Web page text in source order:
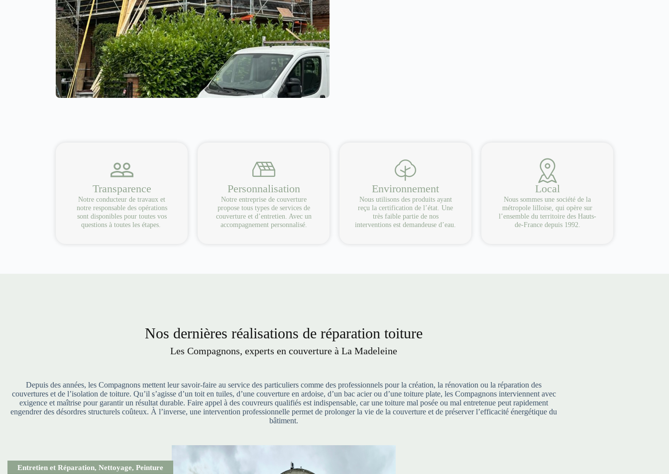
Transparence
Notre conducteur de travaux et
notre responsable des opérations
sont disponibles pour toutes vos
questions à toutes les étapes.
Personnalisation
Notre entreprise de couverture
propose tous types de services de
couverture et d’entretien. Avec un
accompagnement personnalisé.
Environnement
Nous utilisons des produits ayant
reçu la certification de l’état. Une
très faible partie de nos
interventions est demandeuse d’eau.
Local
Nous sommes une société de la
métropole lilloise, qui opère sur
l’ensemble du territoire des Hauts-
de-France depuis 1992.
Nos dernières réalisations de réparation toiture
Les Compagnons, experts en couverture à La Madeleine
Depuis des années, les Compagnons mettent leur savoir-faire au service des particuliers comme des professionnels pour la création, la rénovation ou la réparation des
couvertures et de l’isolation de toiture. Qu’il s’agisse d’un toit en tuiles, d’une couverture en ardoise, d’un bac acier ou d’une toiture plate, les Compagnons interviennent avec
exigence et maîtrise pour garantir un résultat durable. Faire appel à des couvreurs qualifiés est indispensable, car une toiture mal posée ou mal entretenue peut rapidement
engendrer des désordres structurels coûteux. À l’inverse, une intervention professionnelle permet de prolonger la vie de la couverture et de préserver l’efficacité énergétique du
bâtiment.
Entretien et Réparation, Nettoyage, Peinture